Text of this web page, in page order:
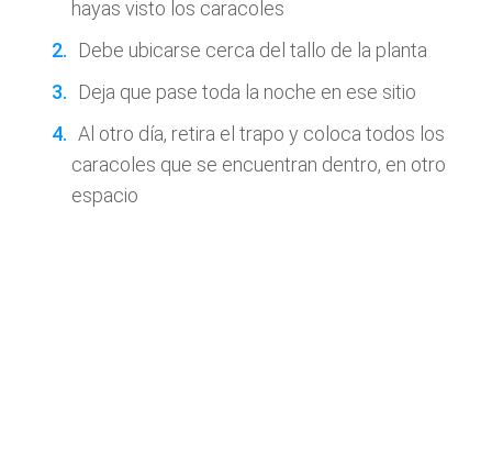
hayas visto los caracoles
Debe ubicarse cerca del tallo de la planta
Deja que pase toda la noche en ese sitio
Al otro día, retira el trapo y coloca todos los
caracoles que se encuentran dentro, en otro
espacio